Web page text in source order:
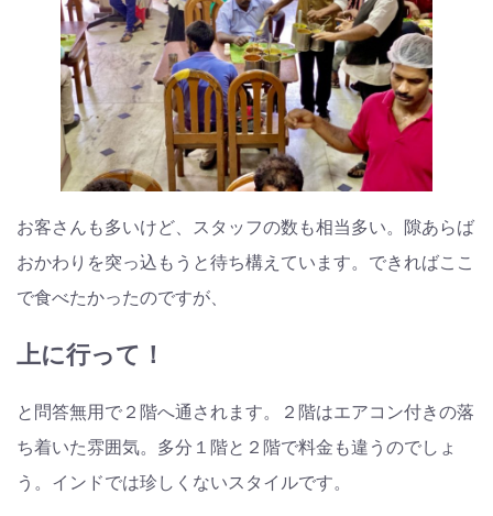
お客さんも多いけど、スタッフの数も相当多い。隙あらば
おかわりを突っ込もうと待ち構えています。できればここ
で食べたかったのですが、
上に行って！
と問答無用で２階へ通されます。２階はエアコン付きの落
ち着いた雰囲気。多分１階と２階で料金も違うのでしょ
う。インドでは珍しくないスタイルです。